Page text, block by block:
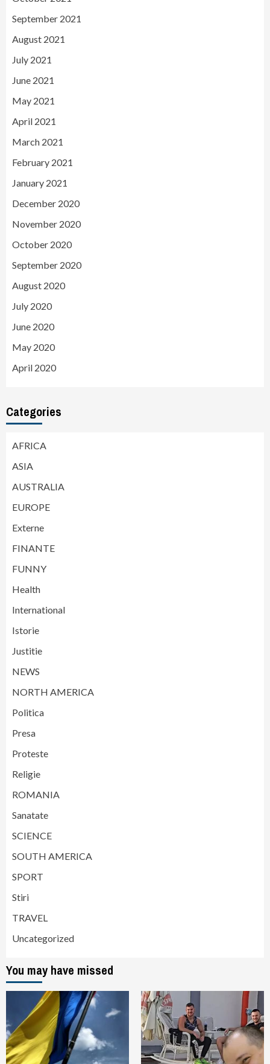
September 2021
August 2021
July 2021
June 2021
May 2021
April 2021
March 2021
February 2021
January 2021
December 2020
November 2020
October 2020
September 2020
August 2020
July 2020
June 2020
May 2020
April 2020
Categories
AFRICA
ASIA
AUSTRALIA
EUROPE
Externe
FINANTE
FUNNY
Health
International
Istorie
Justitie
NEWS
NORTH AMERICA
Politica
Presa
Proteste
Religie
ROMANIA
Sanatate
SCIENCE
SOUTH AMERICA
SPORT
Stiri
TRAVEL
Uncategorized
You may have missed